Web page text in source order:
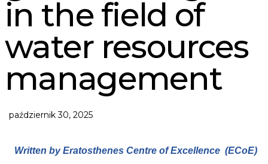
in the field of
water resources
management
październik 30, 2025
Written by Eratosthenes Centre of Excellence (ECoE)